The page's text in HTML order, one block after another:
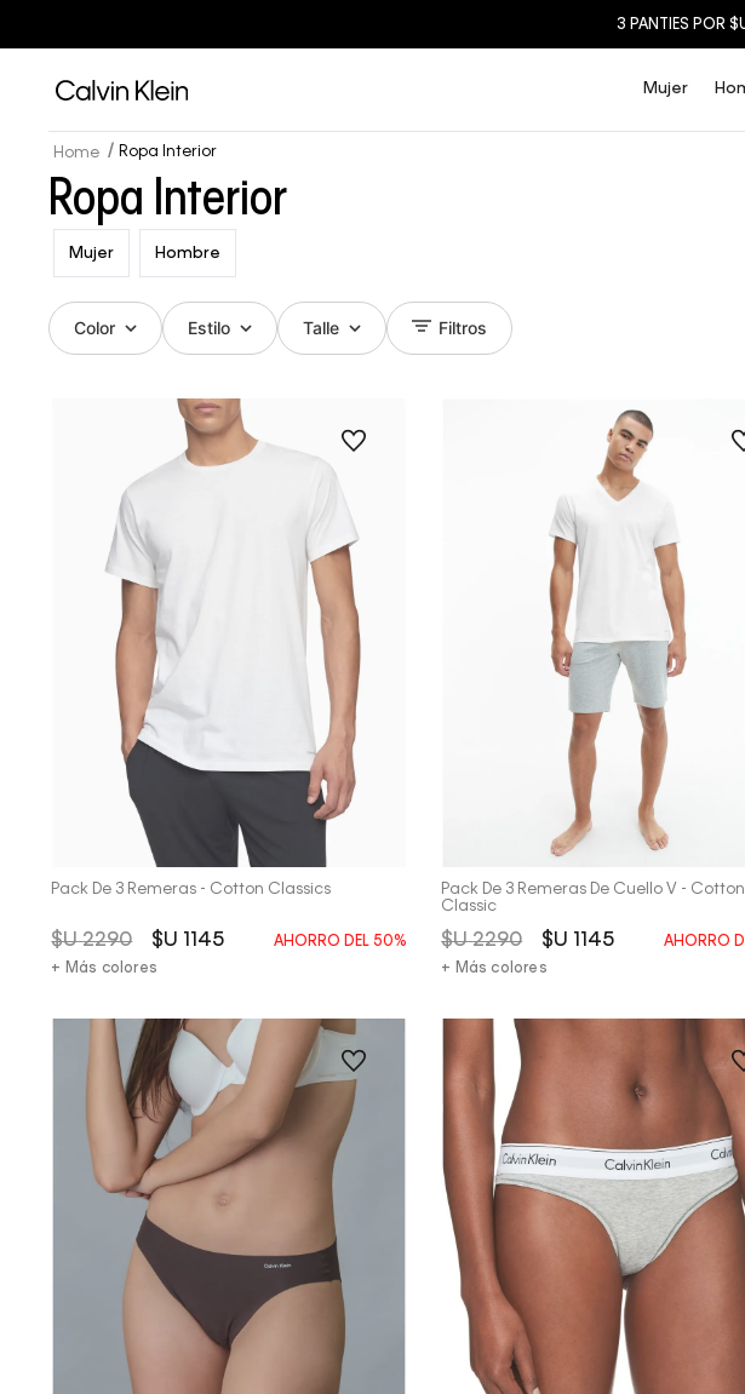
3 PANTIES POR
Mujer
Ropa Interior
Ropa Interior
Mujer Hombre
Color Estilo Talle Filtros
Pack De 3 Remeras - Cotton Classics
$U 2290 $U 1145 AHORRO DEL 50%
+ Más colores
Vista Rápida
Pack De 3 Remeras De Cuello V - Cotton
Classic
$U 2290 $U 1145 AHORRO
+ Más colores